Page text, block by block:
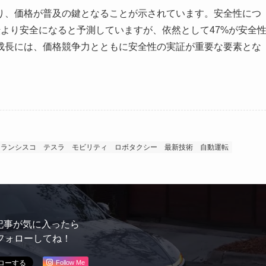
価格が普及の鍵となることが示されています。安全性につ
り安全になると予測していますが、依然として47%が安全性
には、価格競争力とともに安全性の実証が重要な要素とな
ンシスコ テスラ モビリティ ロボタクシー 最新技術 自動運転
事が気に入ったら
ォローしてね！
Follow Me